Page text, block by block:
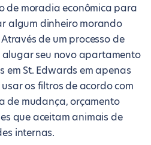
de moradia econômica para
algum dinheiro morando
de um processo de
alugar seu novo apartamento
em St. Edwards em apenas
os filtros de acordo com
de mudança, orçamento
que aceitam animais de
internas.